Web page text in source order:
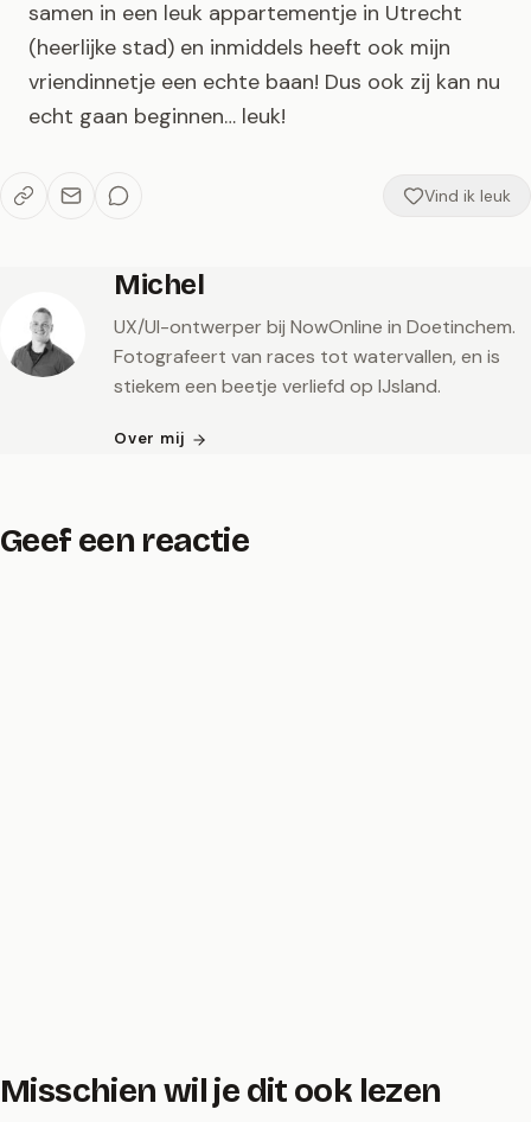
samen in een leuk appartementje in Utrecht
(heerlijke stad) en inmiddels heeft ook mijn
vriendinnetje een echte baan! Dus ook zij kan nu
echt gaan beginnen… leuk!
Vind ik leuk
Michel
UX/UI-ontwerper bij NowOnline in Doetinchem.
Fotografeert van races tot watervallen, en is
stiekem een beetje verliefd op IJsland.
Over mij
Geef een reactie
Misschien wil je dit ook lezen